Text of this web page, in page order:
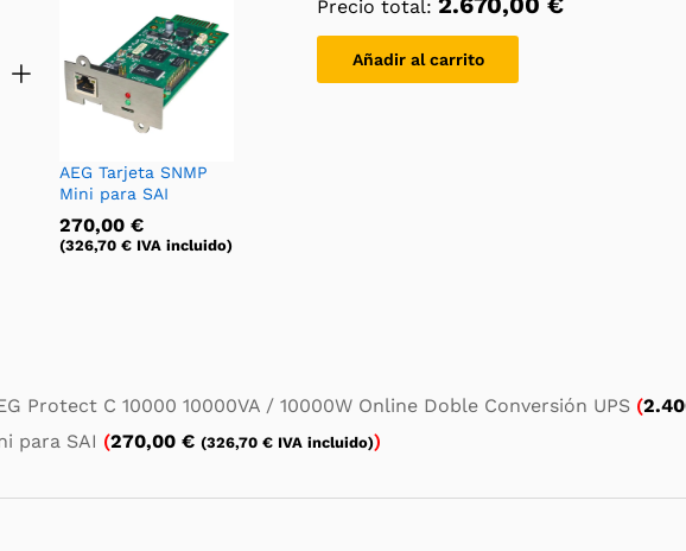
AEG Tarjeta SNMP
Mini para SAI
270,00 €
(326,70 €IVA incluido)
Precio total:
Añadir al carrito
Protect C 10000 10000VA / 10000W Online Doble Conversión UPS (
para SAI (270,00 € (326,70 € IVA incluido))